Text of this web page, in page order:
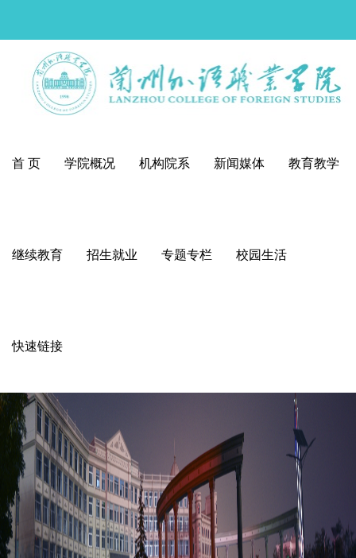
首 页 学院概况 机构院系 新闻媒体 教育教学
继续教育 招生就业 专题专栏 校园生活
快速链接